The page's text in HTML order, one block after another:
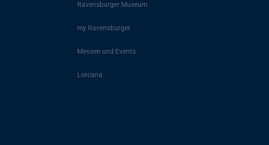
Ravensburger Museum
my Ravensburger
Messen und Events
Lorcana